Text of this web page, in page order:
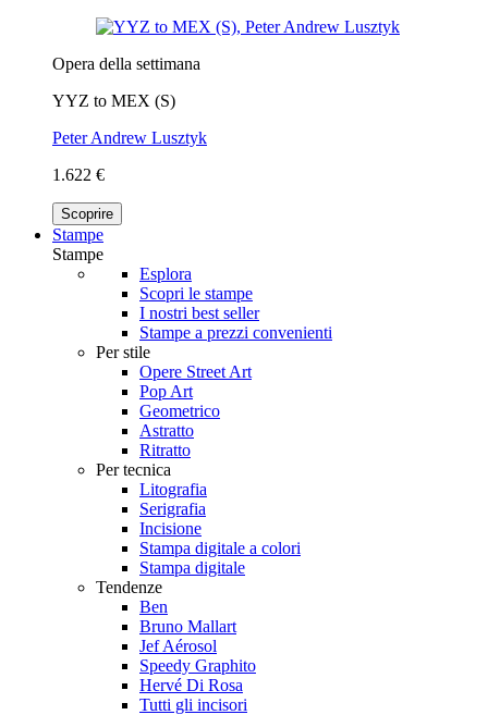
Opera della settimana
YYZ to MEX (S)
Peter Andrew Lusztyk
1.622 €
Scoprire
Stampe
Stampe
Esplora
Scopri le stampe
I nostri best seller
Stampe a prezzi convenienti
Per stile
Opere Street Art
Pop Art
Geometrico
Astratto
Ritratto
Per tecnica
Litografia
Serigrafia
Incisione
Stampa digitale a colori
Stampa digitale
Tendenze
Ben
Bruno Mallart
Jef Aérosol
Speedy Graphito
Hervé Di Rosa
Tutti gli incisori